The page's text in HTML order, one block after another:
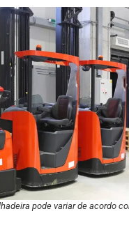
pode variar de acordo